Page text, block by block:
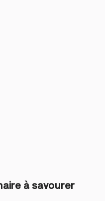
à savourer